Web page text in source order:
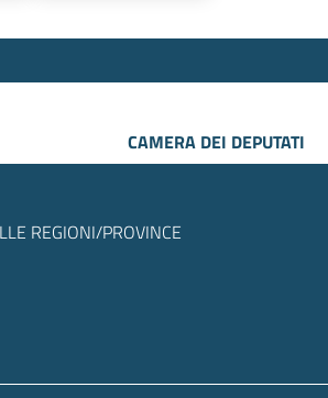
CAMERA DEI DEPUTATI
REGIONI/PROVINCE